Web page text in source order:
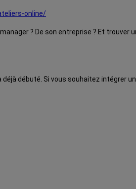
online/
? De son entreprise ? Et trouver
débuté. Si vous souhaitez intégrer